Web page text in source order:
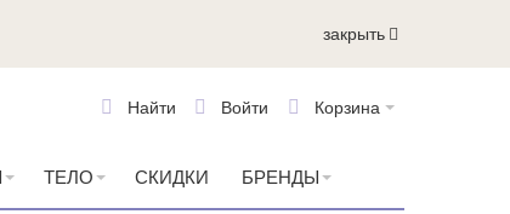
закрыть
Корзина
Войти
Найти
ТЕЛО СКИДКИ БРЕНДЫ